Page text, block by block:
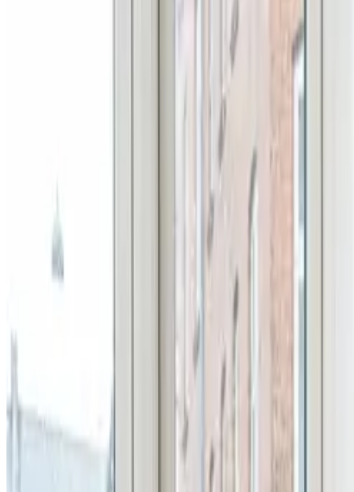
Strib
Skal du have et tilbud på ventilation i Strib? Vi giver